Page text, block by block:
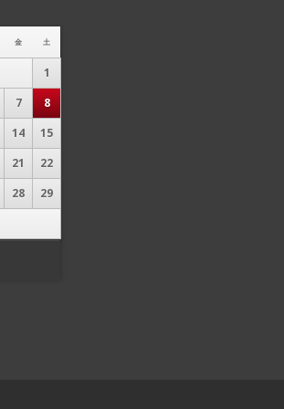
金 土
1
7
8
14
15
21
22
28
29